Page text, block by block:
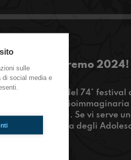
Inizia Sanremo 2024!
prima serata del 74° festival
di
ai giurati. Se vi serve
per la Giuria degli
sulle
di social media e